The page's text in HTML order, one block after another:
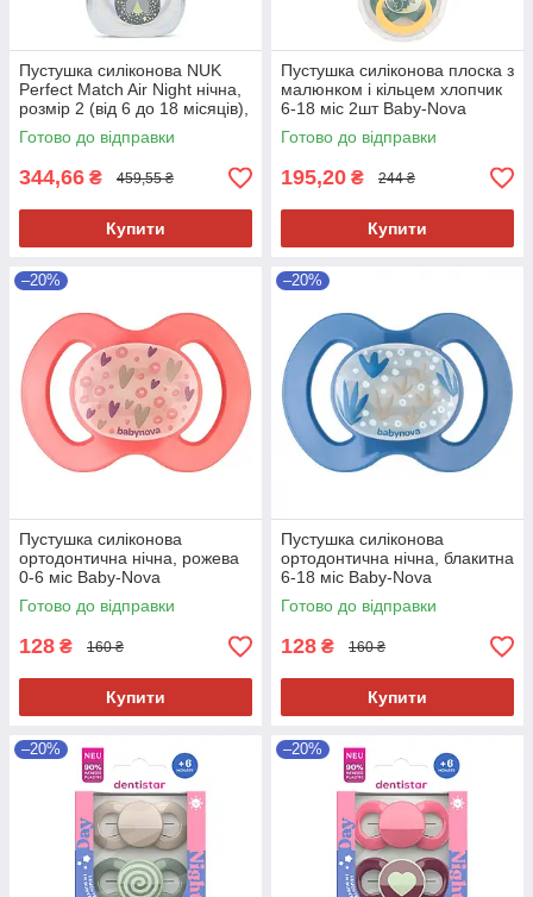
Пустушка силіконова NUK
Perfect Match Air Night нічна,
розмір 2 (від 6 до 18 місяців),
вівця/зірки, 2 шт
Готово до відправки
344,66 ₴ 459,55 ₴
Купити
Пустушка силіконова плоска з
малюнком і кільцем хлопчик
6-18 міс 2шт Baby-Nova
Готово до відправки
195,20 ₴ 244 ₴
Купити
–20%
Пустушка силіконова
ортодонтична нічна, рожева
0-6 міс Baby-Nova
Готово до відправки
128 ₴ 160 ₴
Купити
–20%
Пустушка силіконова
ортодонтична нічна, блакитна
6-18 міс Baby-Nova
Готово до відправки
128 ₴ 160 ₴
Купити
–20% –20%